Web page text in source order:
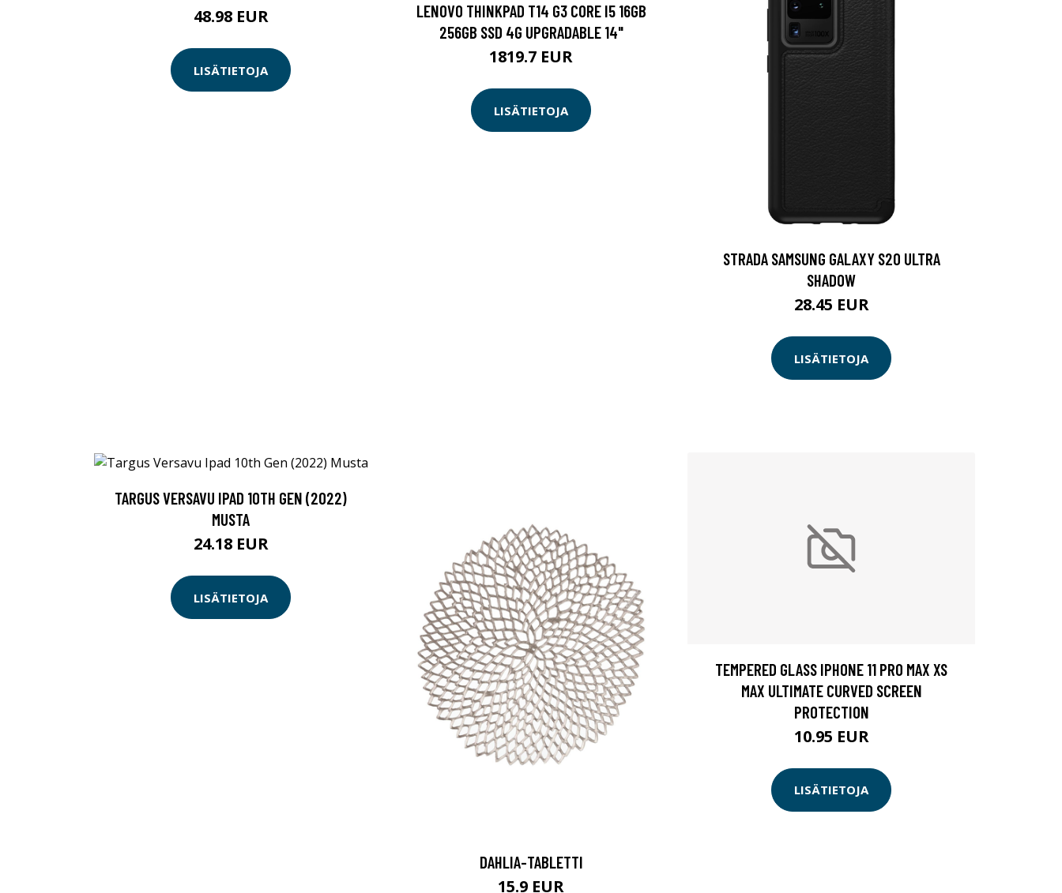
48.98 EUR
LISÄTIETOJA
LENOVO THINKPAD T14 G3 CORE I5 16GB
256GB SSD 4G UPGRADABLE 14"
1819.7 EUR
LISÄTIETOJA
STRADA SAMSUNG GALAXY S20 ULTRA
SHADOW
28.45 EUR
LISÄTIETOJA
TARGUS VERSAVU IPAD 10TH GEN (2022)
MUSTA
24.18 EUR
LISÄTIETOJA
DAHLIA-TABLETTI
15.9 EUR
TEMPERED GLASS IPHONE 11 PRO MAX XS
MAX ULTIMATE CURVED SCREEN
PROTECTION
10.95 EUR
LISÄTIETOJA